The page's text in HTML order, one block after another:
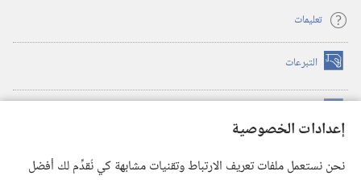
إعدادات الخصوصية
نحن نستعمل ملفات تعريف الارتباط وتقنيات مشابهة كي نُقدِّم لك أفضل
تعليمات
التبرعات (يفتح
نافذة
(يفتح
نافذة
(يفتح
نافذة